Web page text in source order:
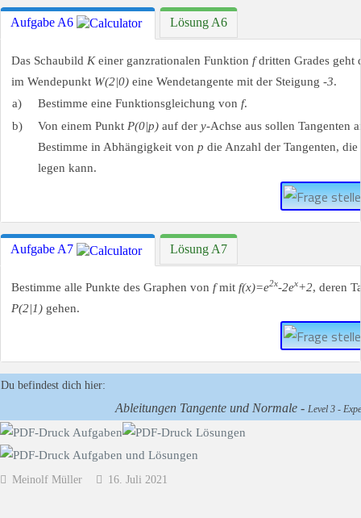
Aufgabe A6 Lösung A6
Das Schaubild Keiner ganzrationalen Funktion fdritten Grades geht
im Wendepunkt W(2|0) eine Wendetangente mit der Steigung -3.
a)
Bestimme eine Funktionsgleichung von f.
b)
Von einem Punkt P(0|p) auf der y-Achse aus sollen Tangenten
Bestimme in Abhängigkeit von p die Anzahl der Tangenten,
legen kann.
Aufgabe A7 Lösung A7
Bestimme alle Punkte des Graphen von fmit f(x)=e2x-2ex+2, deren
P(2|1) gehen.
Du befindest dich hier:
Ableitungen Tangente und Normale - Level 3 -
Meinolf Müller 16. Juli 2021